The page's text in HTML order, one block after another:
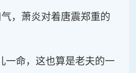
，萧炎对着唐震郑重的
一命，这也算是老夫的一